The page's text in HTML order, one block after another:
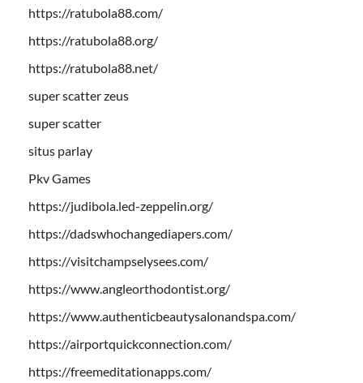
https://ratubola88.com/
https://ratubola88.org/
https://ratubola88.net/
super scatter zeus
super scatter
situs parlay
Pkv Games
https://judibola.led-zeppelin.org/
https://dadswhochangediapers.com/
https://visitchampselysees.com/
https://www.angleorthodontist.org/
https://www.authenticbeautysalonandspa.com/
https://airportquickconnection.com/
https://freemeditationapps.com/